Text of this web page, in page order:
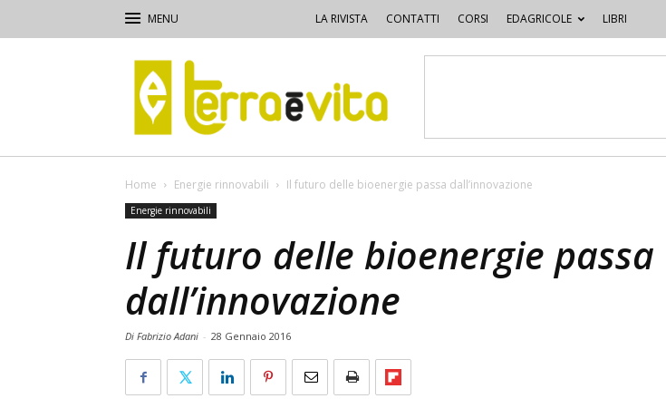
LA RIVISTA CONTATTI CORSI EDAGRICOLE LIBRI
Terra
e
Vita
Home Energie rinnovabili Il futuro delle bioenergie passa dall’innovazione
Energie rinnovabili
Il futuro delle bioenergie passa
dall’innovazione
Di Fabrizio Adani - 28 Gennaio 2016